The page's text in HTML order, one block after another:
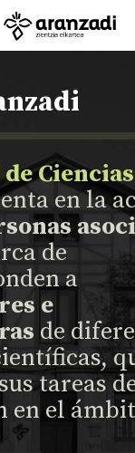
Ciencias
en la
de
a
e
de
tareas
en el